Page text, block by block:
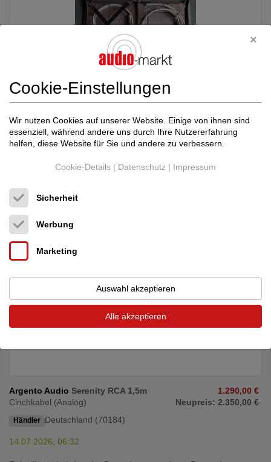
Reference RCA 1m
Cinchkabel (Analog)
Neupreis: 9.200,00 €
One owner, mint condition. 1m RCA with box. All enquires
welcome and will be answered in full. ...
Argento Audio Serenity RCA 1,5m
Cinchkabel (Analog)
Händler Deutschland (70184)
1.290,00 €
Neupreis: 2.350,00 €
14.07.2026, 06:32
Cookie-Einstellungen
Wir nutzen Cookies auf unserer Website. Einige von ihnen sind
essenziell, während andere uns durch Ihre Nutzererfahrung
helfen, diese Website für Sie und andere zu verbessern.
Cookie-Details | Datenschutz | Impressum
Sicherheit
Werbung
Marketing
Auswahl akzeptieren
Alle akzeptieren